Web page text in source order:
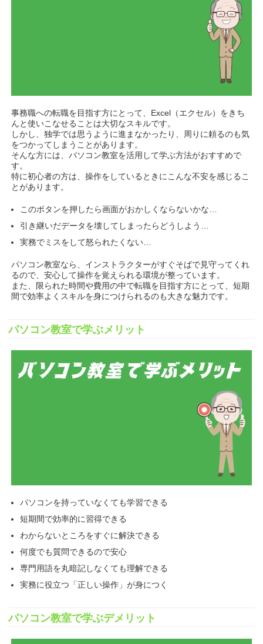
事務職への転職を目指す方にとって、Excel（エクセル）をきち
んと使いこなせることは大切なスキルです。
しかし、独学では思うように進まなかったり、周りに頼るのも気
をつかってしまうことがあります。
そんな方には、パソコン教室を活用して学ぶ方法がおすすめで
す。
特に初心者の方は、操作をしているときにこんな不安を感じるこ
とがあります。
このボタンを押したら画面がおかしくならないかな…
引き継いだデータを壊してしまったらどうしよう…
実務でミスをして怒られたくない…
パソコン教室なら、インストラクターがすぐそばで見守ってくれ
るので、安心して操作を覚えられる環境が整っています。
また、限られた時間や費用の中で転職を目指す方にとって、短期
間で効率よくスキルを身につけられるのも大きな魅力です。
パソコン教室で学ぶメリット
パソコンを持っていなくても学習できる
短期間で効率的に習得できる
わからないところをすぐに解決できる
何度でも質問できるので安心
専門用語を丸暗記しなくても理解できる
実務に役立つ「正しい操作」が身につく
パソコン教室で学ぶデメリット